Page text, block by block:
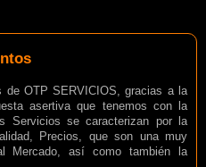
de OTP SERVICIOS, gracias a la
asertiva que tenemos con la
Servicios se caracterizan por la
Precios, que son una muy
Mercado, así como también la